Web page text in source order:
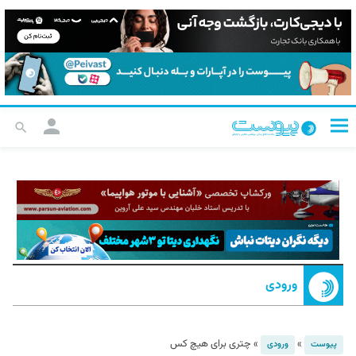
ورودی
پیوست » ورودی » چتری برای هیچ‌ کس